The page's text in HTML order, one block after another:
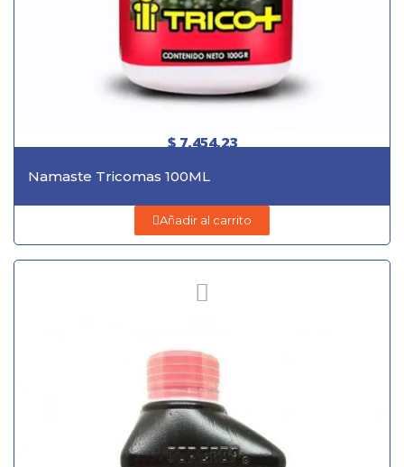
$ 7.454,23
Namaste Tricomas 100ML
Añadir al carrito